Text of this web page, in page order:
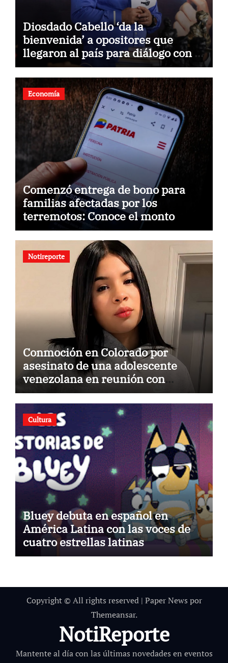
Diosdado Cabello ‘da la
bienvenida’ a opositores que
llegaron al país para diálogo con el
gobierno
Economía
Comenzó entrega de bono para
familias afectadas por los
terremotos: Conoce el monto
Notireporte
Conmoción en Colorado por
asesinato de una adolescente
venezolana en reunión con
amigos
Cultura
Bluey debuta en español en
América Latina con las voces de
cuatro estrellas latinas
Copyright © All rights reserved | Paper News por
Themeansar.
NotiReporte
Mantente al día con las últimas novedades en eventos